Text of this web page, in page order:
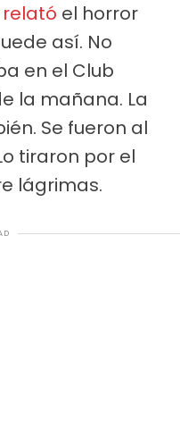
relató el horror
así. No
en el Club
la mañana. La
Se fueron al
tiraron por el
lágrimas.